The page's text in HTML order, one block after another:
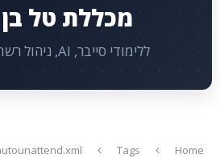
מכללת טל
ללימודי סייבר, AI, ניהול רשתות ותקשורת
Home
Tags